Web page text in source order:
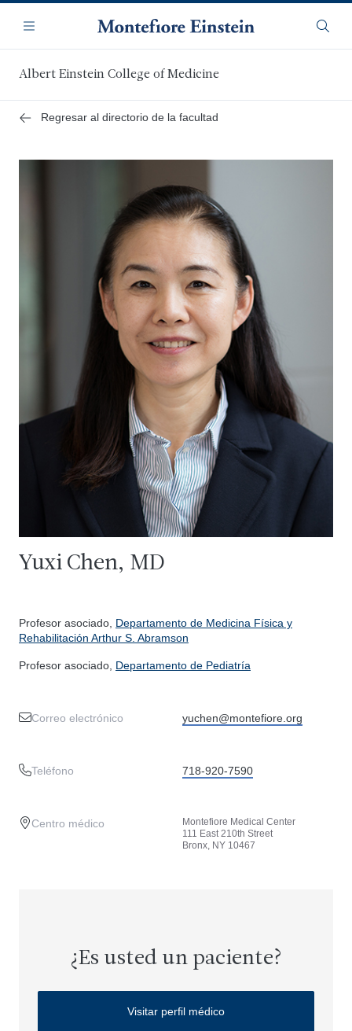
contenido
principal
Navegación
Menú
Albert Einstein College of Medicine
Regresar al directorio de la facultad
Yuxi Chen, MD
Profesor asociado, Departamento de Medicina Física y
Rehabilitación Arthur S. Abramson
Profesor asociado, Departamento de Pediatría
Correo electrónico yuchen@montefiore.org
Teléfono 718-920-7590
Centro médico
Montefiore Medical Center
111 East 210th Street
Bronx, NY 10467
¿Es usted un paciente?
Visitar perfil médico